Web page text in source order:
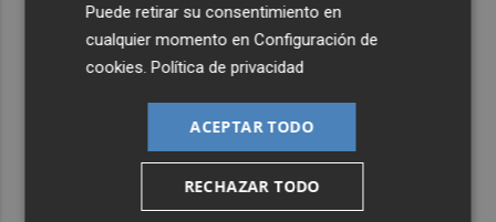
Puede retirar su consentimiento en
cualquier momento enConfiguración de
cookies.Política de privacidad
ACEPTAR TODO
RECHAZAR TODO